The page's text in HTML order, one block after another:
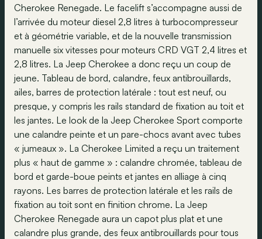
Cherokee Renegade. Le facelift s’accompagne aussi de
l’arrivée du moteur diesel 2,8 litres à turbocompresseur
et à géométrie variable, et de la nouvelle transmission
manuelle six vitesses pour moteurs CRD VGT 2,4 litres et
2,8 litres. La Jeep Cherokee a donc reçu un coup de
jeune. Tableau de bord, calandre, feux antibrouillards,
ailes, barres de protection latérale : tout est neuf, ou
presque, y compris les rails standard de fixation au toit et
les jantes. Le look de la Jeep Cherokee Sport comporte
une calandre peinte et un pare-chocs avant avec tubes
« jumeaux ». La Cherokee Limited a reçu un traitement
plus « haut de gamme » : calandre chromée, tableau de
bord et garde-boue peints et jantes en alliage à cinq
rayons. Les barres de protection latérale et les rails de
fixation au toit sont en finition chrome. La Jeep
Cherokee Renegade aura un capot plus plat et une
calandre plus grande, des feux antibrouillards pour tous